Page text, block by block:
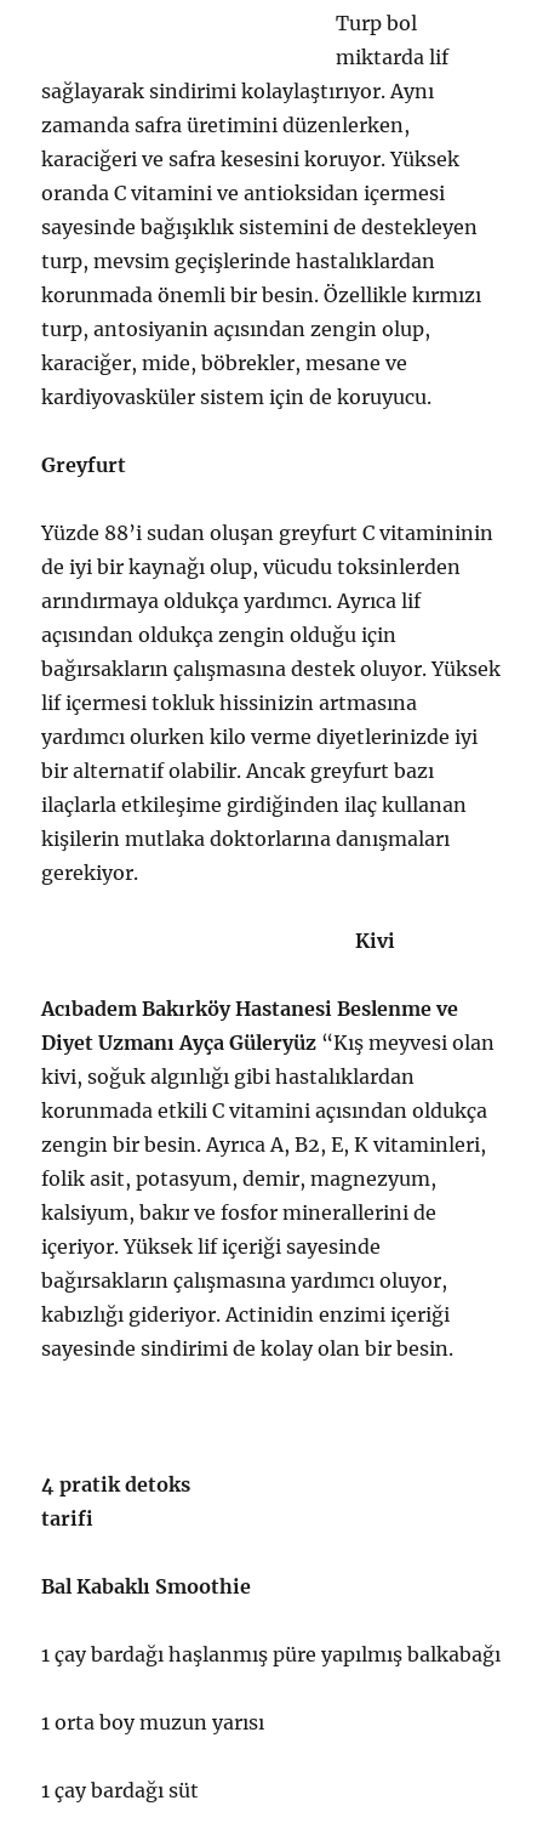
Turp bol
miktarda lif
sağlayarak sindirimi kolaylaştırıyor. Aynı
zamanda safra üretimini düzenlerken,
karaciğeri ve safra kesesini koruyor. Yüksek
oranda C vitamini ve antioksidan içermesi
sayesinde bağışıklık sistemini de destekleyen
turp, mevsim geçişlerinde hastalıklardan
korunmada önemli bir besin. Özellikle kırmızı
turp, antosiyanin açısından zengin olup,
karaciğer, mide, böbrekler, mesane ve
kardiyovasküler sistem için de koruyucu.
Greyfurt
Yüzde 88’i sudan oluşan greyfurt C vitamininin
de iyi bir kaynağı olup, vücudu toksinlerden
arındırmaya oldukça yardımcı. Ayrıca lif
açısından oldukça zengin olduğu için
bağırsakların çalışmasına destek oluyor. Yüksek
lif içermesi tokluk hissinizin artmasına
yardımcı olurken kilo verme diyetlerinizde iyi
bir alternatif olabilir. Ancak greyfurt bazı
ilaçlarla etkileşime girdiğinden ilaç kullanan
kişilerin mutlaka doktorlarına danışmaları
gerekiyor.
Kivi
Acıbadem Bakırköy Hastanesi Beslenme ve
Diyet Uzmanı Ayça Güleryüz “Kış meyvesi olan
kivi, soğuk algınlığı gibi hastalıklardan
korunmada etkili C vitamini açısından oldukça
zengin bir besin. Ayrıca A, B2, E, K vitaminleri,
folik asit, potasyum, demir, magnezyum,
kalsiyum, bakır ve fosfor minerallerini de
içeriyor. Yüksek lif içeriği sayesinde
bağırsakların çalışmasına yardımcı oluyor,
kabızlığı gideriyor. Actinidin enzimi içeriği
sayesinde sindirimi de kolay olan bir besin.
4 pratik detoks
tarifi
Bal Kabaklı Smoothie
1 çay bardağı haşlanmış püre yapılmış balkabağı
1 orta boy muzun yarısı
1 çay bardağı süt